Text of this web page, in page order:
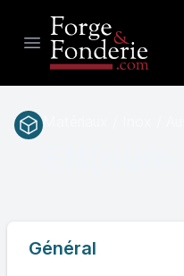
Open main menu
Général